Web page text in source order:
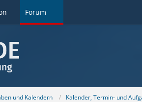
Forum
und Kalendern Kalender, Termin- und